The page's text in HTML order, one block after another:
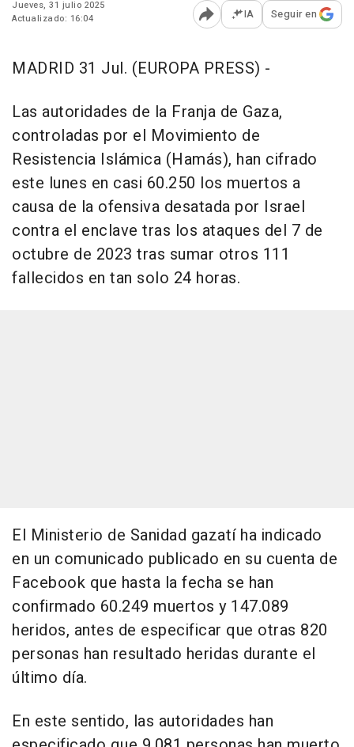
Jueves, 31 julio 2025
Actualizado: 16:04
Abrir opciones para
IA Seguir en
MADRID 31 Jul. (EUROPA PRESS) -
Las autoridades de la Franja de Gaza,
controladas por el Movimiento de
Resistencia Islámica (Hamás), han cifrado
este lunes en casi 60.250 los muertos a
causa de la ofensiva desatada por Israel
contra el enclave tras los ataques del 7 de
octubre de 2023 tras sumar otros 111
fallecidos en tan solo 24 horas.
El Ministerio de Sanidad gazatí ha indicado
en un comunicado publicado en su cuenta de
Facebook que hasta la fecha se han
confirmado 60.249 muertos y 147.089
heridos, antes de especificar que otras 820
personas han resultado heridas durante el
último día.
En este sentido, las autoridades han